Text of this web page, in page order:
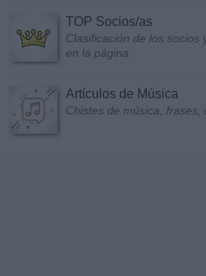
TOP Socios/as
Clasificación de los socios
en la página
Artículos de Música
Chistes de música, frases,